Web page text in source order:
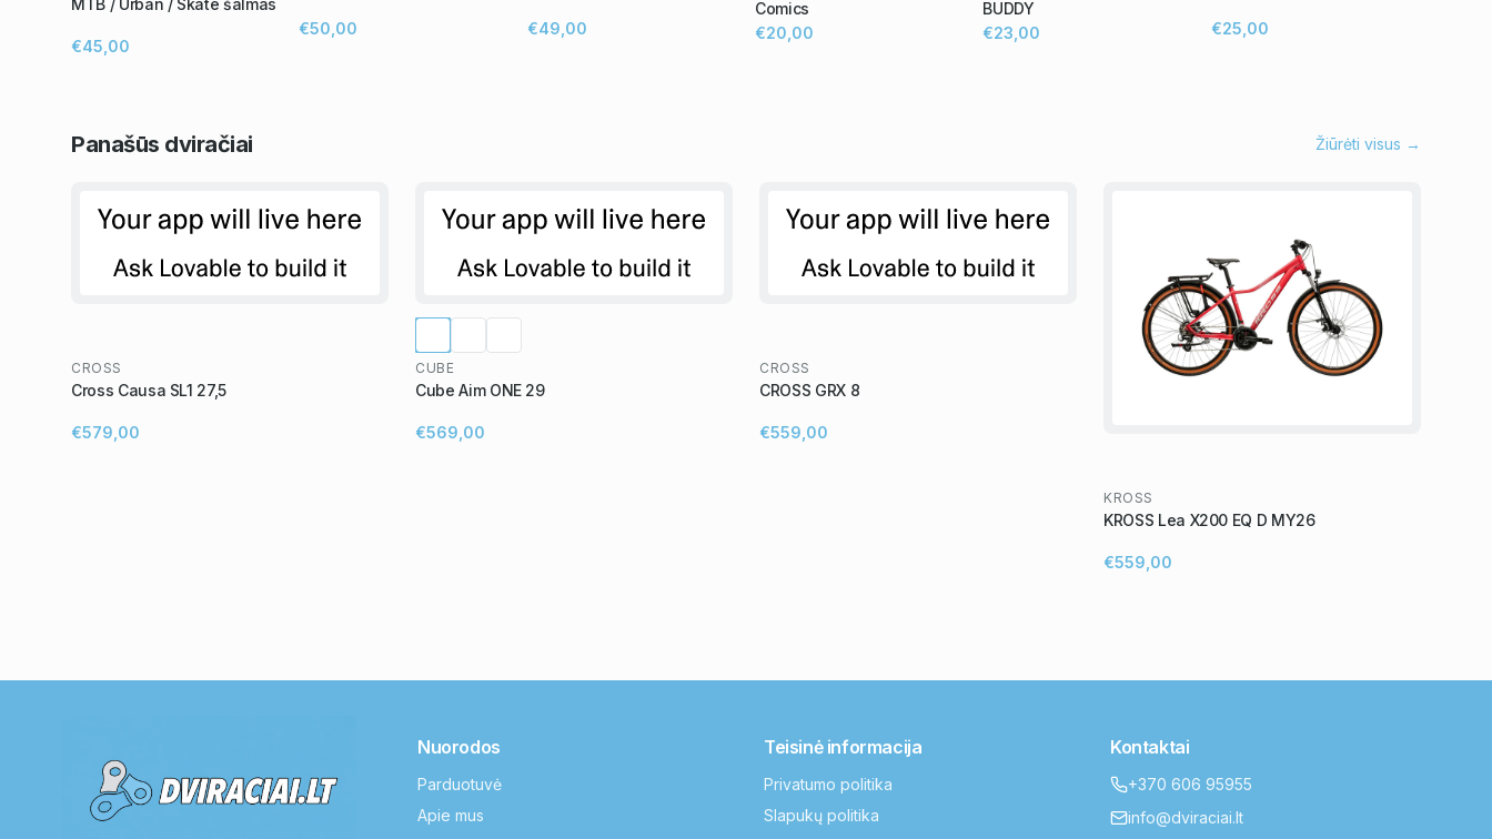
€45,00
€50,00 €49,00
Comics
€20,00
BUDDY
€23,00
€25,00
Panašūs dviračiai Žiūrėti visus →
CROSS
Cross Causa SL1 27,5
€579,00
CUBE
Cube Aim ONE 29
€569,00
CROSS
CROSS GRX 8
€559,00
KROSS
KROSS Lea X200 EQ D MY26
€559,00
Nuorodos
Parduotuvė
Apie mus
Teisinė informacija
Privatumo politika
Slapukų politika
Kontaktai
+370 606 95955
info@dviraciai.lt